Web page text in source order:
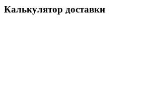
Калькулятор доставки